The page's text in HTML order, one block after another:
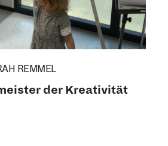
REMMEL
der Kreativität